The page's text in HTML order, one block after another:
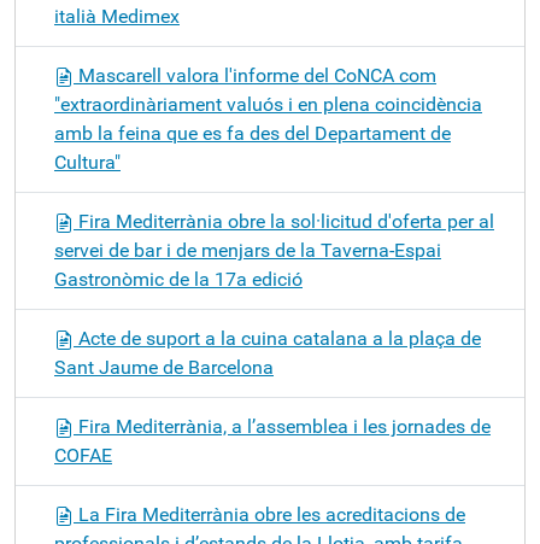
italià Medimex
Mascarell valora l'informe del CoNCA com
"extraordinàriament valuós i en plena coincidència
amb la feina que es fa des del Departament de
Cultura"
Fira Mediterrània obre la sol·licitud d'oferta per al
servei de bar i de menjars de la Taverna-Espai
Gastronòmic de la 17a edició
Acte de suport a la cuina catalana a la plaça de
Sant Jaume de Barcelona
Fira Mediterrània, a l’assemblea i les jornades de
COFAE
La Fira Mediterrània obre les acreditacions de